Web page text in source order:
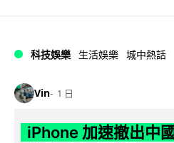
科技娛樂 生活娛樂 城中熱話
Vin 1 日
iPhone 加速撤出中